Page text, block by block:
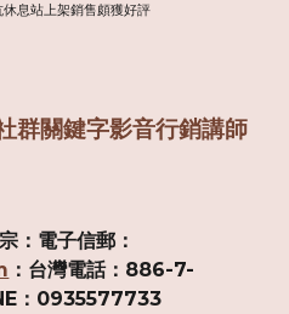
息站上架銷售頗獲好評
群關鍵字影音行銷講師
：電子信郵：
：台灣電話：886-7-
：0935577733